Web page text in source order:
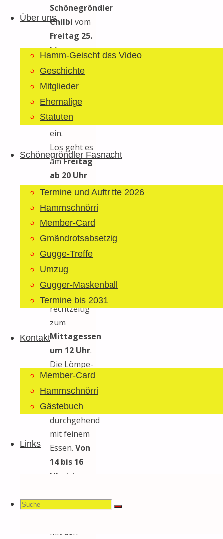
Lömpe
springenÜber uns
Hamm-Geischt das Video
Geschichte
Mitglieder
Ehemalige
Statuten
Schönegröndler Fasnacht
Termine und Auftritte 2026
Hammschnörri
Member-Card
Gmändrotsabsetzig
Gugge-Treffe
Umzug
Gugger-Maskenball
Termine bis 2031
Kontakt
Member-Card
Hammschnörri
Gästebuch
Links
Suche
Suchen
Suche
Schönegröndler
Chilbi vom
Freitag 25.
bis
27. August
ins Festzelt
auf dem
Gemeindehausplatz
ein.
Los geht es
amFreitag
ab 20 Uhr
mit derBar
im
Festzelt
Am
Samstag
öffnen wir
unser Zelt
dann wieder
rechtzeitig
zum
Mittagessen
um 12 Uhr.
Die Lömpe-
Küche
versorgt
hungrige
durchgehend
mit feinem
Essen. Von
14 bis 16
Uhr
ist
Stiftung
mit den